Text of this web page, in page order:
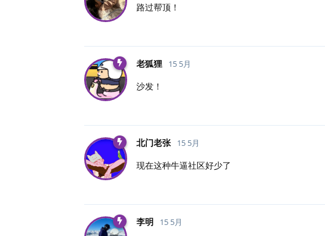
路过帮顶！
老狐狸 15 5月
沙发！
北门老张 15 5月
现在这种牛逼社区好少了
李明 15 5月